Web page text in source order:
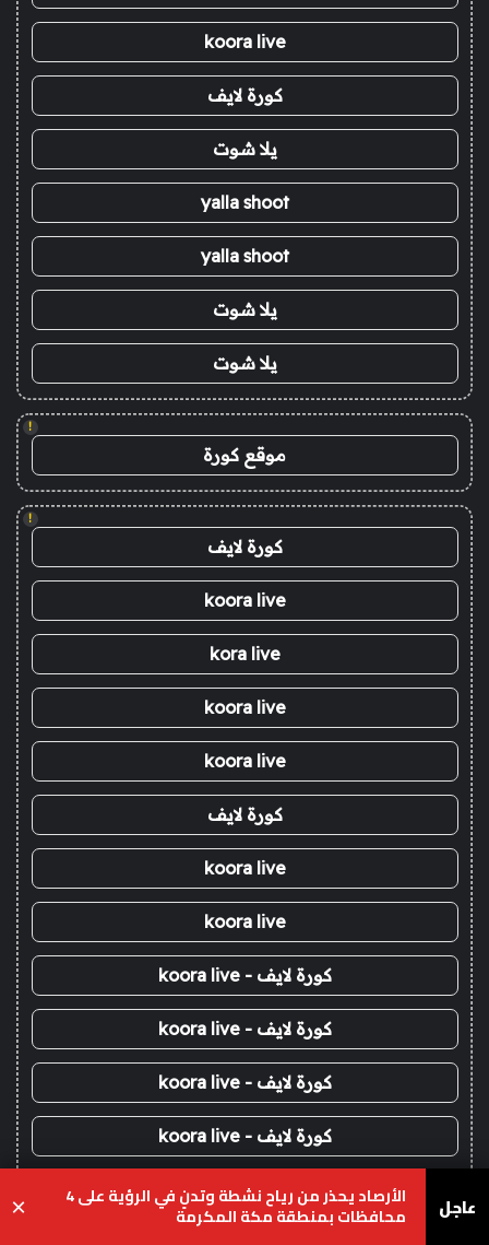
koora live
كورة لايف
يلا شوت
yalla shoot
yalla shoot
يلا شوت
يلا شوت
!
موقع كورة
!
كورة لايف
koora live
kora live
koora live
koora live
كورة لايف
koora live
koora live
كورة لايف - koora live
كورة لايف - koora live
كورة لايف - koora live
كورة لايف - koora live
كورة لايف - koora live
عاجل الأرصاد يحذر من رياح نشطة وتدنٍ في الرؤية على 4
محافظات بمنطقة مكة المكرمة ×